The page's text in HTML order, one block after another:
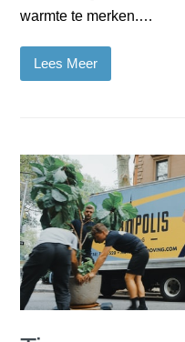
warmte te merken.…
Lees Meer